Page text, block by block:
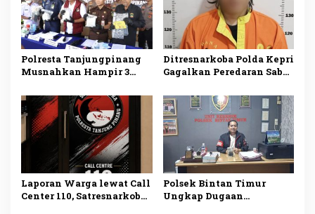
Polresta Tanjungpinang
Musnahkan Hampir 3
Malaysia, Dua Tersangka
Ditangkap
Ditresnarkoba Polda Kepri
Gagalkan Peredaran Sabu
Ditangkap di Batu Ampar
Laporan Warga lewat Call
Center 110, Satresnarkoba
Polsek Bintan Timur
Ungkap Dugaan